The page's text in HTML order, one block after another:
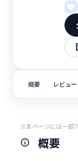
概要 レビュー
※本ページには一部
概要